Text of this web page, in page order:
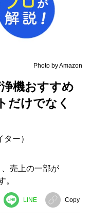
Photo by Amazon
浄機おすすめ
だけでなく
ー）
売上の一部が
。
LINE Copy